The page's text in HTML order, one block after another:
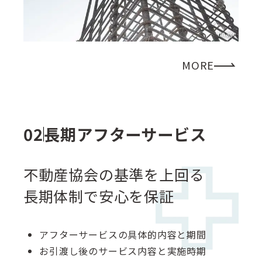
image
MORE
長期アフターサービス
不動産協会の基準を上回る
長期体制で安心を保証
アフターサービスの具体的内容と期間
お引渡し後のサービス内容と実施時期